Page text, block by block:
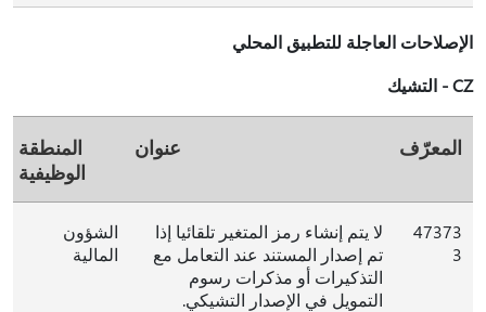
الإصلاحات العاجلة للتطبيق المحلي
CZ - التشيك
المعرّف عنوان
المنطقة
الوظيفية
47373
3
لا يتم إنشاء رمز المتغير تلقائيا إذا
تم إصدار المستند عند التعامل مع
التذكيرات أو مذكرات رسوم
التمويل في الإصدار التشيكي.
الشؤون
المالية